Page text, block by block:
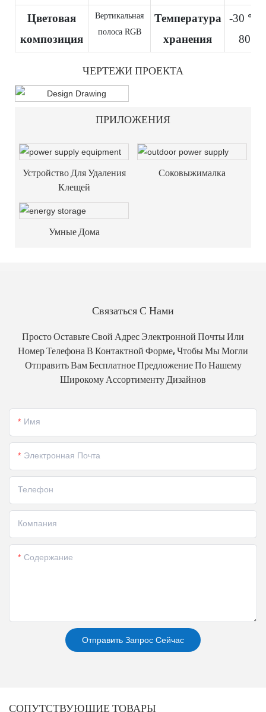
Цветовая
композиция
Вертикальная
полоса RGB
Температура
хранения
-30 ℃
80
ЧЕРТЕЖИ ПРОЕКТА
ПРИЛОЖЕНИЯ
Устройство Для Удаления
Клещей
Соковыжималка
Умные Дома
Связаться С Нами
Просто Оставьте Свой Адрес Электронной Почты Или
Номер Телефона В Контактной Форме, Чтобы Мы Могли
Отправить Вам Бесплатное Предложение По Нашему
Широкому Ассортименту Дизайнов
Имя
Электронная Почта
Телефон
Компания
Содержание
Отправить Запрос Сейчас
СОПУТСТВУЮЩИЕ ТОВАРЫ